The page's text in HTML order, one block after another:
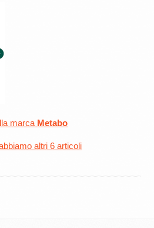
marca Metabo
altri 6 articoli